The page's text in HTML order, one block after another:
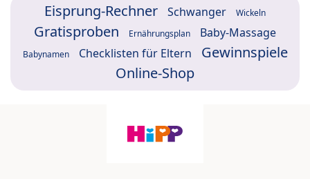
Eisprung-Rechner Schwanger Wickeln
Gratisproben Ernährungsplan Baby-Massage
Babynamen Checklisten für Eltern
Gewinnspiele
Online-Shop